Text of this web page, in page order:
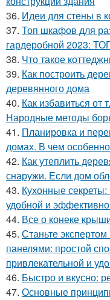
36. Идеи для стены в
37. Топ шкафов для
гардеробной 2023:
38. Что такое
39. Как построить
деревянного дома
40. Как избавиться от
Народные методы
41. Планировка и
домах. В чем
42. Как утеплить
снаружи. Если дом
43. Кухонные
удобной и
44. Все о конеке
45. Станьте
панелями: простой
привлекательной и
46. Быстро и вкусно:
47. Основные